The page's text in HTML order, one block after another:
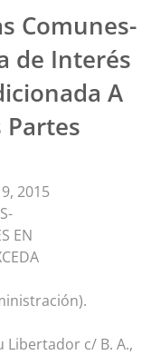
Comunes-
de Interés
A
Partes
2015
EN
Libertador c/ B. A.,